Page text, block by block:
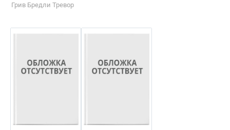
Грив Бредли Тревор